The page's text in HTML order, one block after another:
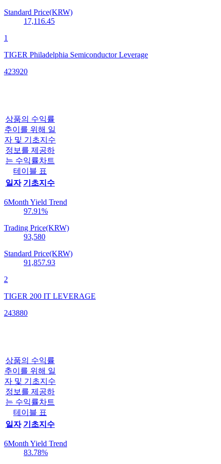
Standard Price(KRW)
17,116.45
1
TIGER Philadelphia Semiconductor Leverage
423920
상품의 수익률
추이를 위해 일
자 및 기초지수
정보를 제공하
는 수익률차트
테이블 표
일자 기초지수
6Month Yield Trend
97.91%
Trading Price(KRW)
93,580
Standard Price(KRW)
91,857.93
2
TIGER 200 IT LEVERAGE
243880
상품의 수익률
추이를 위해 일
자 및 기초지수
정보를 제공하
는 수익률차트
테이블 표
일자 기초지수
6Month Yield Trend
83.78%